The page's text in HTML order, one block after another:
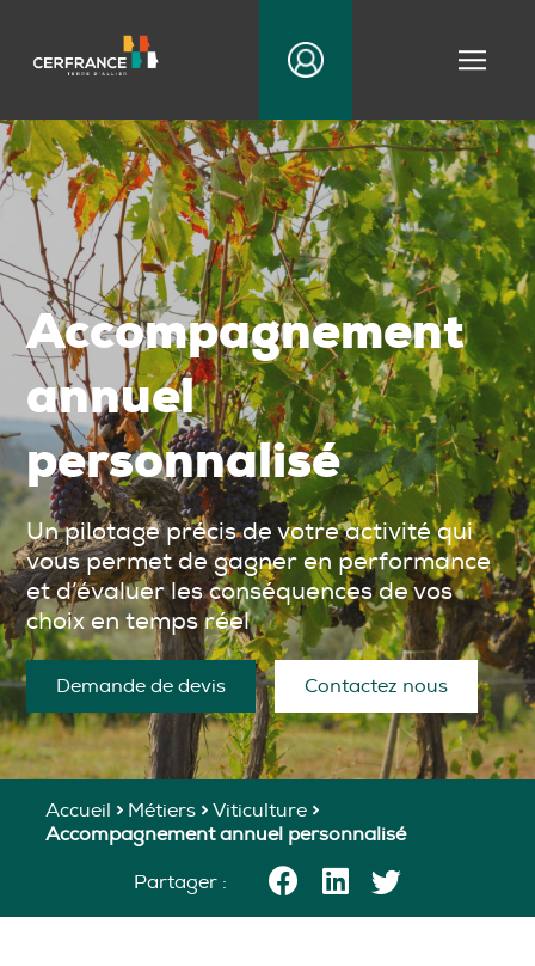
|||
Accompagnement
annuel
personnalisé
Un pilotage précis de votre activité qui
vous permet de gagner en performance
et d’évaluer les conséquences de vos
choix en temps réel
Demande de devis Contactez nous
Accueil > Métiers >Viticulture >
Accompagnement annuel personnalisé
Partager :